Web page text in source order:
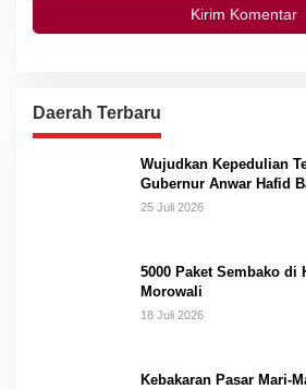
Daerah Terbaru
Wujudkan Kepedulian
Gubernur Anwar Hafid
Gantung Masungkang
25 Juli 2026
5000 Paket Sembako di
Morowali
18 Juli 2026
Kebakaran Pasar Mari-